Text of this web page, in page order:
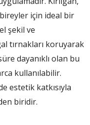
için ideal bir
şekil ve
tırnakları koruyarak
dayanıklı olan bu
kullanılabilir.
estetik katkısıyla
biridir.